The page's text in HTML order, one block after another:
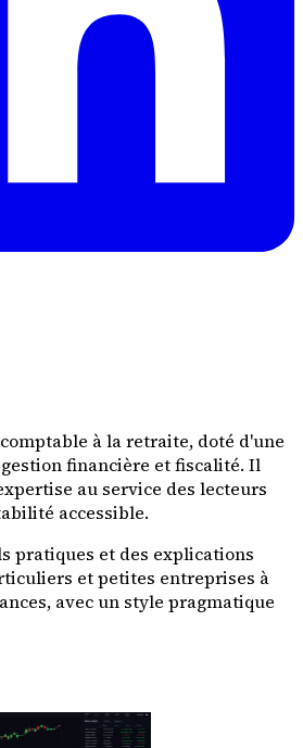
à la retraite, doté d'une
financière et fiscalité. Il
au service des lecteurs
accessible.
pratiques et des explications
et petites entreprises à
avec un style pragmatique